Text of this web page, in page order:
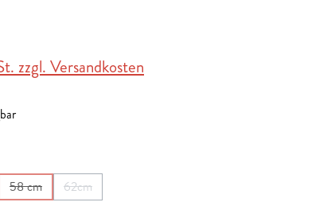
zzgl. Versandkosten
nicht verfügbar.)
ist zurzeit nicht verfügbar.)
58 cm
(Diese Option ist zurzeit nicht verfügbar.)
62cm
(Diese Option ist zurzeit nicht verfügbar.)